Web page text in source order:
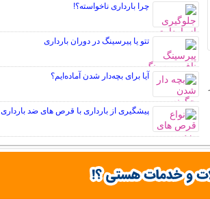
چرا بارداری ناخواسته؟!
تتو یا پیرسینگ در دوران بارداری
آیا برای بچه‌دار شدن آماده‌ایم؟
پیشگیری از بارداری با قرص های ضد بارداری